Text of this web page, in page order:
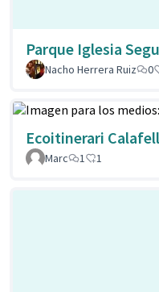
Parque Iglesia
Nacho Herrera Ruiz
0
Ecoitinerari Calafell
Marc
1 1